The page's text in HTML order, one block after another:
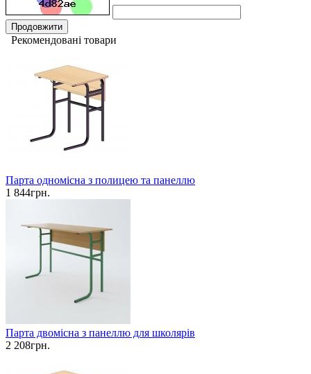
Продовжити
Рекомендовані товари
Парта одномісна з полицею та панеллю
1 844грн.
Парта двомісна з панеллю для школярів
2 208грн.